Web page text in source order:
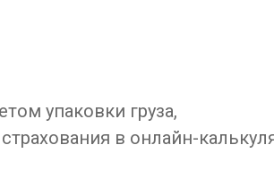
упаковки груза,
в онлайн-